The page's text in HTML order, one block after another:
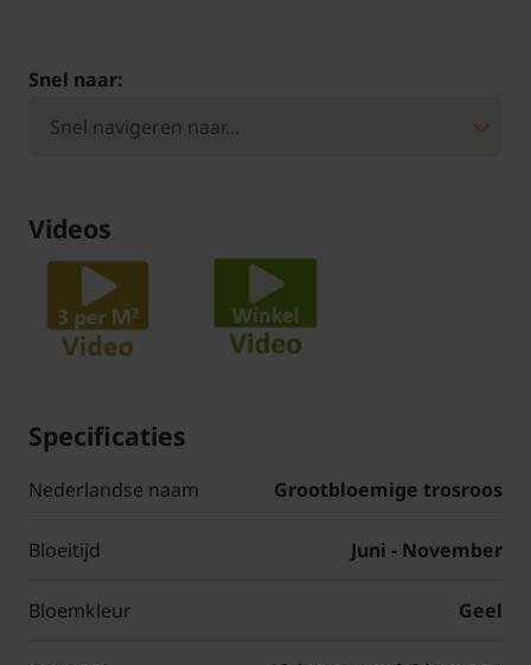
Snel naar:
Videos
Specificaties
Nederlandse naam Grootbloemige trosroos
Bloeitijd Juni - November
Bloemkleur Geel